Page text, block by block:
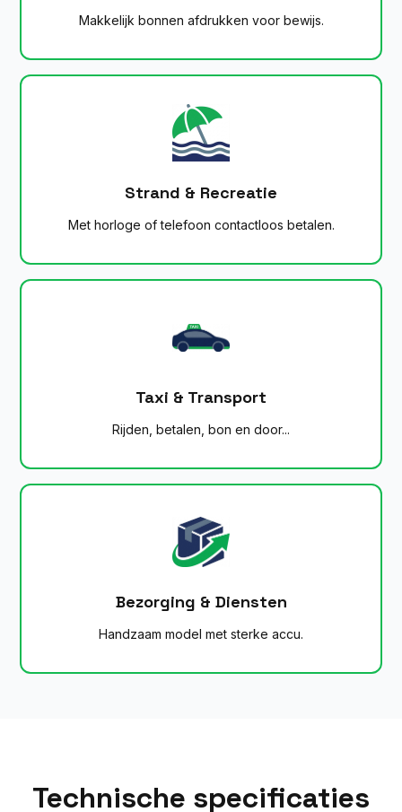
Makkelijk bonnen afdrukken voor bewijs.
Strand & Recreatie
Met horloge of telefoon contactloos betalen.
Taxi & Transport
Rijden, betalen, bon en door...
Bezorging & Diensten
Handzaam model met sterke accu.
Technische specificaties